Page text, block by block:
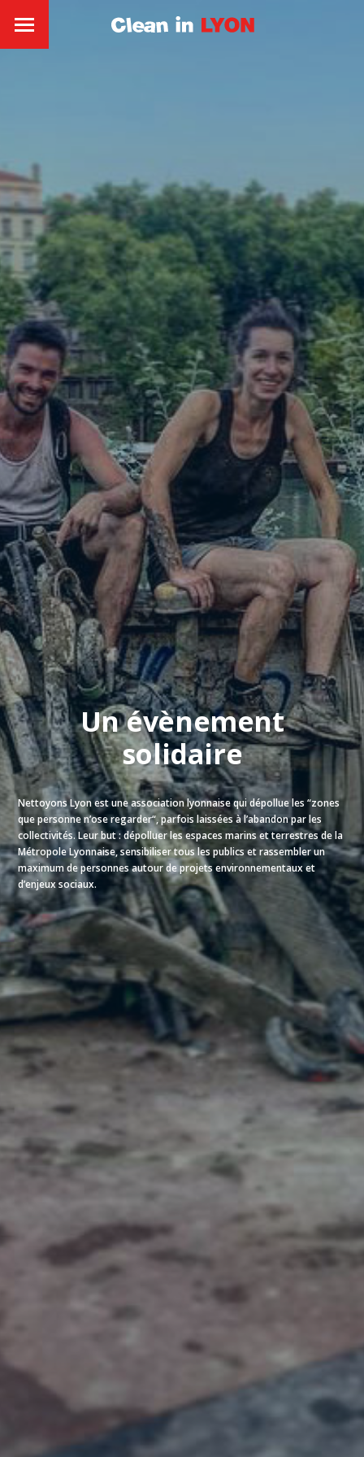
Un évènement
solidaire
Nettoyons Lyon est une association lyonnaise qui dépollue les “zones
que personne n’ose regarder“, parfois laissées à l’abandon par les
collectivités. Leur but : dépolluer les espaces marins et terrestres de la
Métropole Lyonnaise, sensibiliser tous les publics et rassembler un
maximum de personnes autour de projets environnementaux et
d’enjeux sociaux.